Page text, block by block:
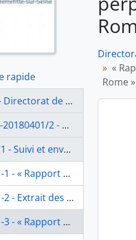
rapide
Charles Thévenin (1816-1823)
- Administration générale
des travaux des pensionnaires
envoyés par les Pensionnaires de l’académie de france à Rome », de Quatremère de Quincy, secrétaire perpétuel de la classe des Beaux-arts, à l’Académie de France à Rome, fol. 1-12
tableaux envoyés de Rome par M.M. les pensionnaires », de Quatremère de Quincy, secrétaire perpétuel de la classe des Beaux-arts à l’l’Académie de France à Rome, fol. 13-18
l’Ecole de Rome », de Quatremère de Quincy, secrétaire perpétuel de la classe des Beaux-arts à l’l’Académie de France à Rome, fol. 19-28
«
Rome